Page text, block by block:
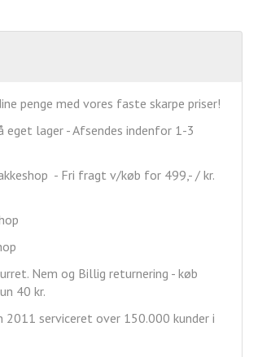
penge med vores faste skarpe priser!
eget lager - Afsendes indenfor 1-3
- Fri fragt v/køb for 499,- / kr.
Nem og Billig returnering - køb
40 kr.
2011 serviceret over 150.000 kunder i